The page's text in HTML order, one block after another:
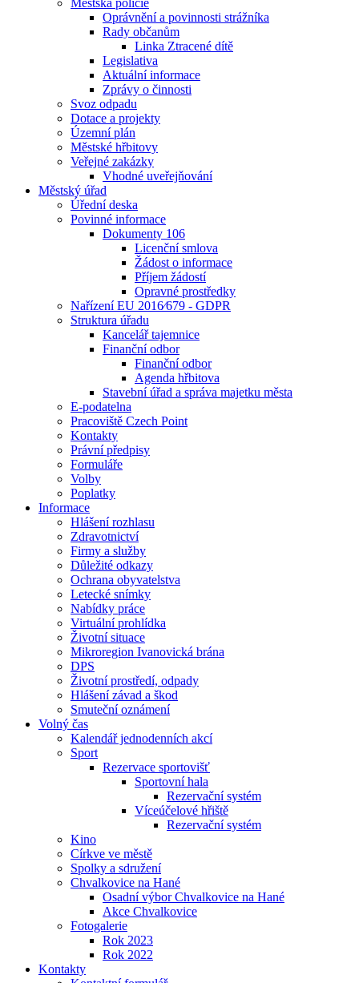
Městská policie
Oprávnění a povinnosti strážníka
Rady občanům
Linka Ztracené dítě
Legislativa
Aktuální informace
Zprávy o činnosti
Svoz odpadu
Dotace a projekty
Územní plán
Městské hřbitovy
Veřejné zakázky
Vhodné uveřejňování
Městský úřad
Úřední deska
Povinné informace
Dokumenty 106
Licenční smlova
Žádost o informace
Příjem žádostí
Opravné prostředky
Nařízení EU 2016⁄679 - GDPR
Struktura úřadu
Kancelář tajemnice
Finanční odbor
Finanční odbor
Agenda hřbitova
Stavební úřad a správa majetku města
E-podatelna
Pracoviště Czech Point
Kontakty
Právní předpisy
Formuláře
Volby
Poplatky
Informace
Hlášení rozhlasu
Zdravotnictví
Firmy a služby
Důležité odkazy
Ochrana obyvatelstva
Letecké snímky
Nabídky práce
Virtuální prohlídka
Životní situace
Mikroregion Ivanovická brána
DPS
Životní prostředí, odpady
Hlášení závad a škod
Smuteční oznámení
Volný čas
Kalendář jednodenních akcí
Sport
Rezervace sportovišť
Sportovní hala
Rezervační systém
Víceúčelové hřiště
Rezervační systém
Kino
Církve ve městě
Spolky a sdružení
Chvalkovice na Hané
Osadní výbor Chvalkovice na Hané
Akce Chvalkovice
Fotogalerie
Rok 2023
Rok 2022
Kontakty